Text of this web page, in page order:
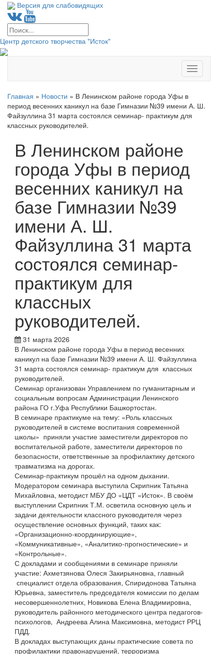
Версия для слабовидящих
Центр детского творчества "Исток"
Меню
Главная » Новости » В Ленинском районе города Уфы в
период весенних каникул на базе Гимназии №39 имени А. Ш.
Файзуллина 31 марта состоялся семинар- практикум для
классных руководителей.
В Ленинском районе
города Уфы в период
весенних каникул на
базе Гимназии №39
имени А. Ш.
Файзуллина 31 марта
состоялся семинар-
практикум для
классных
руководителей.
31 марта 2026
В Ленинском районе города Уфы в период весенних
каникул на базе Гимназии №39 имени А. Ш. Файзуллина
31 марта состоялся семинар- практикум для классных
руководителей.
Семинар организован Управлением по гуманитарным и
социальным вопросам Администрации Ленинского
района ГО г.Уфа Республики Башкортостан.
В семинаре практикуме на тему: «Роль классных
руководителей в системе воспитания современной
школы» приняли участие заместители директоров по
воспитательной работе, заместители директоров по
безопасности, ответственные за профилактику детского
травматизма на дорогах.
Семинар-практикум прошёл на одном дыхании.
Модератором семинара выступила Скрипник Татьяна
Михайловна, методист МБУ ДО «ЦДТ «Исток». В своём
выступлении Скрипник Т.М. осветила основную цель и
задачи деятельности классного руководителя через
осуществление основных функций, таких как:
«Организационно-координирующие»,
«Коммуникативные», «Аналитико-прогностические» и
«Контрольные».
С докладами и сообщениями в семинаре приняли
участие: Ахметзянова Олеся Закирьяновна, главный
специалист отдела образования, Спиридонова Татьяна
Юрьевна, заместитель председателя комиссии по делам
несовершеннолетних, Новикова Елена Владимировна,
руководитель районного методического центра педагогов-
психологов, Андреева Алина Максимовна, методист РРЦ
ПДД.
В докладах выступающих даны практические совета по
профилактики правонарушений, терроризма